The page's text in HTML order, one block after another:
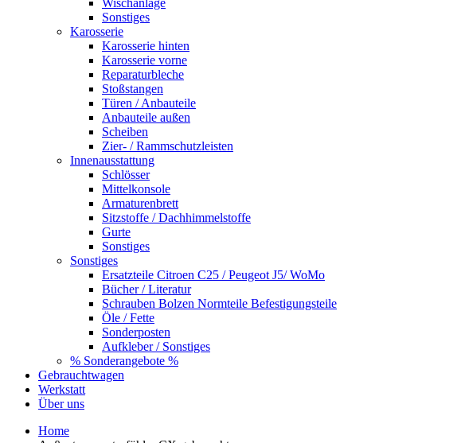
Sonstiges
Karosserie
Karosserie hinten
Karosserie vorne
Reparaturbleche
Stoßstangen
Türen / Anbauteile
Anbauteile außen
Scheiben
Zier- / Rammschutzleisten
Innenausstattung
Schlösser
Mittelkonsole
Armaturenbrett
Sitzstoffe / Dachhimmelstoffe
Gurte
Sonstiges
Sonstiges
Ersatzteile Citroen C25 / Peugeot J5/ WoMo
Bücher / Literatur
Schrauben Bolzen Normteile Befestigungsteile
Öle / Fette
Sonderposten
Aufkleber / Sonstiges
% Sonderangebote %
Gebrauchtwagen
Werkstatt
Über uns
Home